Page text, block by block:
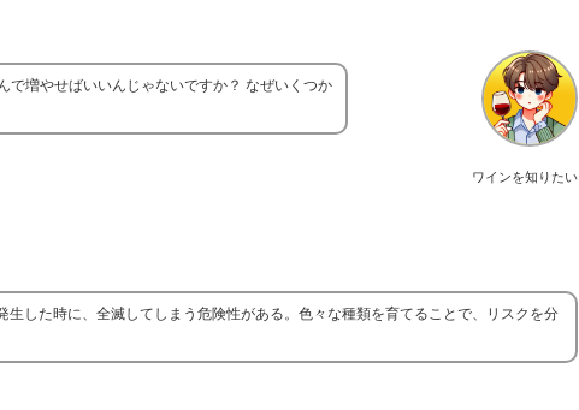
ワインを知りたい
で増やせばいいんじゃないですか？ なぜいくつか
した時に、全滅してしまう危険性がある。色々な種類を育てることで、リスクを分